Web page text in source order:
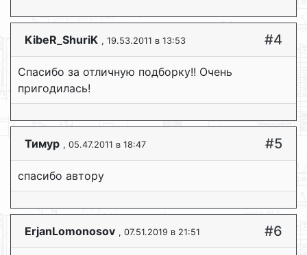
KibeR_ShuriK , 19.53.2011 в 13:53 #4
Спасибо за отличную подборку!! Очень
пригодилась!
Тимур , 05.47.2011 в 18:47 #5
спасибо автору
ErjanLomonosov , 07.51.2019 в 21:51 #6